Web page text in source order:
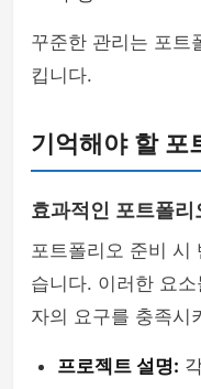
꾸준한 관리는 포트
킵니다.
기억해야 할 포
효과적인 포트폴리
포트폴리오 준비 시
습니다. 이러한 요
자의 요구를 충족시
프로젝트 설명: